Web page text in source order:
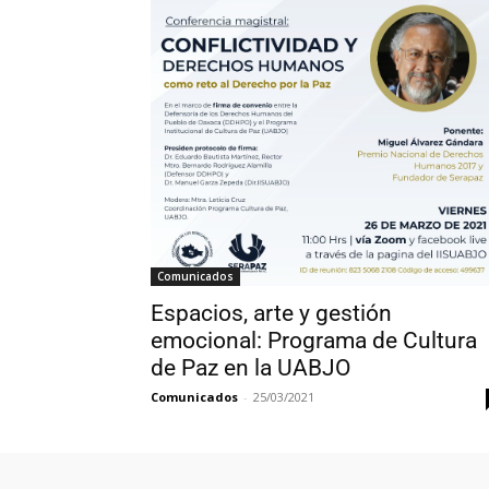
Comunicados
Espacios, arte y gestión
emocional: Programa de Cultura
de Paz en la UABJO
Comunicados - 25/03/2021